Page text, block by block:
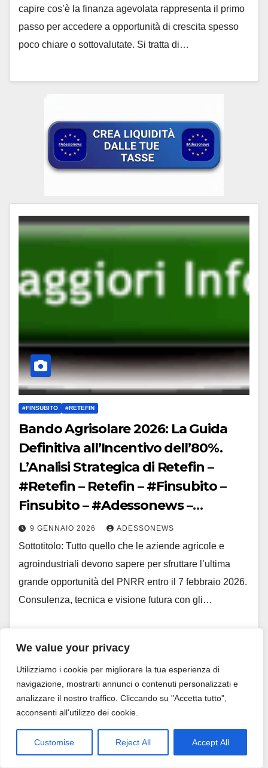
We value your privacy
Utilizziamo i cookie per migliorare la tua esperienza di
navigazione, mostrarti annunci o contenuti personalizzati e
analizzare il nostro traffico. Cliccando su "Accetta tutto",
acconsenti all'utilizzo dei cookie.
Customise Reject All Accept All
capire cos’è la finanza agevolata rappresenta il primo
passo per accedere a opportunità di crescita spesso
poco chiare o sottovalutate. Si tratta di…
#FINSUBITO #RETEFIN
Bando Agrisolare 2026: La Guida
Definitiva all’Incentivo dell’80%.
L’Analisi Strategica di Retefin –
#Retefin – Retefin – #Finsubito –
Finsubito – #Adessonews –
#Adessonews – #Finsubito –
Adessonews – #Adessonews –
#Finsubito – Adessonews
9 GENNAIO 2026 ADESSONEWS
Sottotitolo: Tutto quello che le aziende agricole e
agroindustriali devono sapere per sfruttare l’ultima
grande opportunità del PNRR entro il 7 febbraio 2026.
Consulenza, tecnica e visione futura con gli…